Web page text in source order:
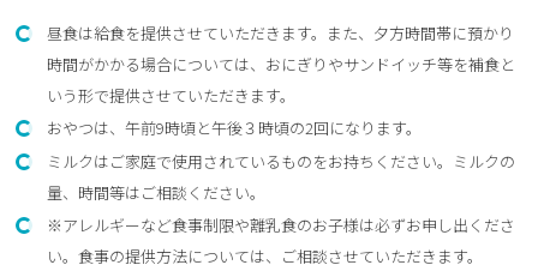
昼食は給食を提供させていただきます。また、夕方時間帯に預かり
時間がかかる場合については、おにぎりやサンドイッチ等を補食と
いう形で提供させていただきます。
おやつは、午前9時頃と午後３時頃の2回になります。
ミルクはご家庭で使用されているものをお持ちください。ミルクの
量、時間等はご相談ください。
※アレルギーなど食事制限や離乳食のお子様は必ずお申し出くださ
い。食事の提供方法については、ご相談させていただきます。